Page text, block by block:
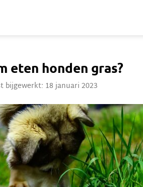
eten honden gras?
bijgewerkt: 18 januari 2023